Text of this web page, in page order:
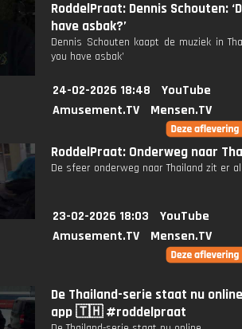
RoddelPraat: Dennis Schouten:
have asbak?’
Dennis Schouten kaapt de muziek in
you have asbak’
24-02-2026 18:48
YouTube
Amusement.TV
Mensen.TV
RoddelPraat: Onderweg naar
De sfeer onderweg naar Thailand zit er
23-02-2026 18:03
YouTube
Amusement.TV
Mensen.TV
De Thailand-serie staat nu
app 🇹🇭 #roddelpraat